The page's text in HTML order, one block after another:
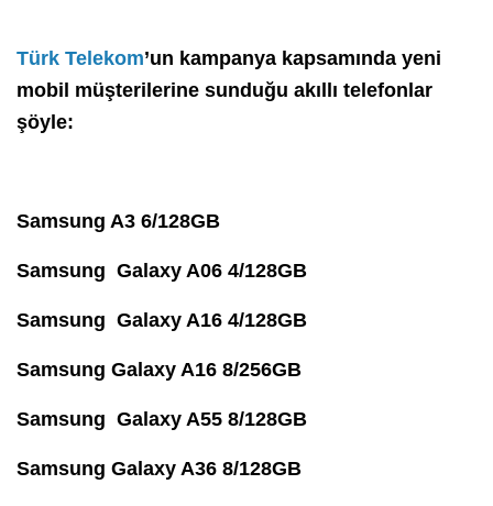
Türk Telekom’un kampanya kapsamında yeni
mobil müşterilerine sunduğu akıllı telefonlar
şöyle:
Samsung A3 6/128GB
Samsung Galaxy A06 4/128GB
Samsung Galaxy A16 4/128GB
Samsung Galaxy A16 8/256GB
Samsung Galaxy A55 8/128GB
Samsung Galaxy A36 8/128GB